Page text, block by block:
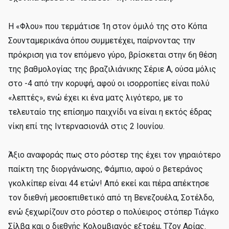
Η «Φλου» που τερμάτισε 1η στον όμιλό της στο Κόπα
Σουνταμερικάνα όπου συμμετέχει, παίρνοντας την
πρόκριση για τον επόμενο γύρο, βρίσκεται στην 6η θέση
της βαθμολογίας της βραζιλιάνικης Σέριε Α, ούσα μόλις
στο -4 από την κορυφή, αφού οι ισορροπίες είναι πολύ
«λεπτές», ενώ έχει κι ένα ματς λιγότερο, με το
τελευταίο της επίσημο παιχνίδι να είναι η εκτός έδρας
νίκη επί της Ιντερνασιονάλ στις 2 Ιουνίου.
Άξιο αναφοράς πως στο ρόστερ της έχει τον γηραιότερο
παίκτη της διοργάνωσης, Φάμπιο, αφού ο βετεράνος
γκολκίπερ είναι 44 ετών! Από εκεί και πέρα απέκτησε
τον διεθνή μεσοεπιθετικό από τη Βενεζουέλα, Σοτέλδο,
ενώ ξεχωρίζουν στο ρόστερ ο πολύειρος στόπερ Τιάγκο
Σίλβα και ο διεθνής Κολομβιανός εξτρέμ, Τζον Αρίας.